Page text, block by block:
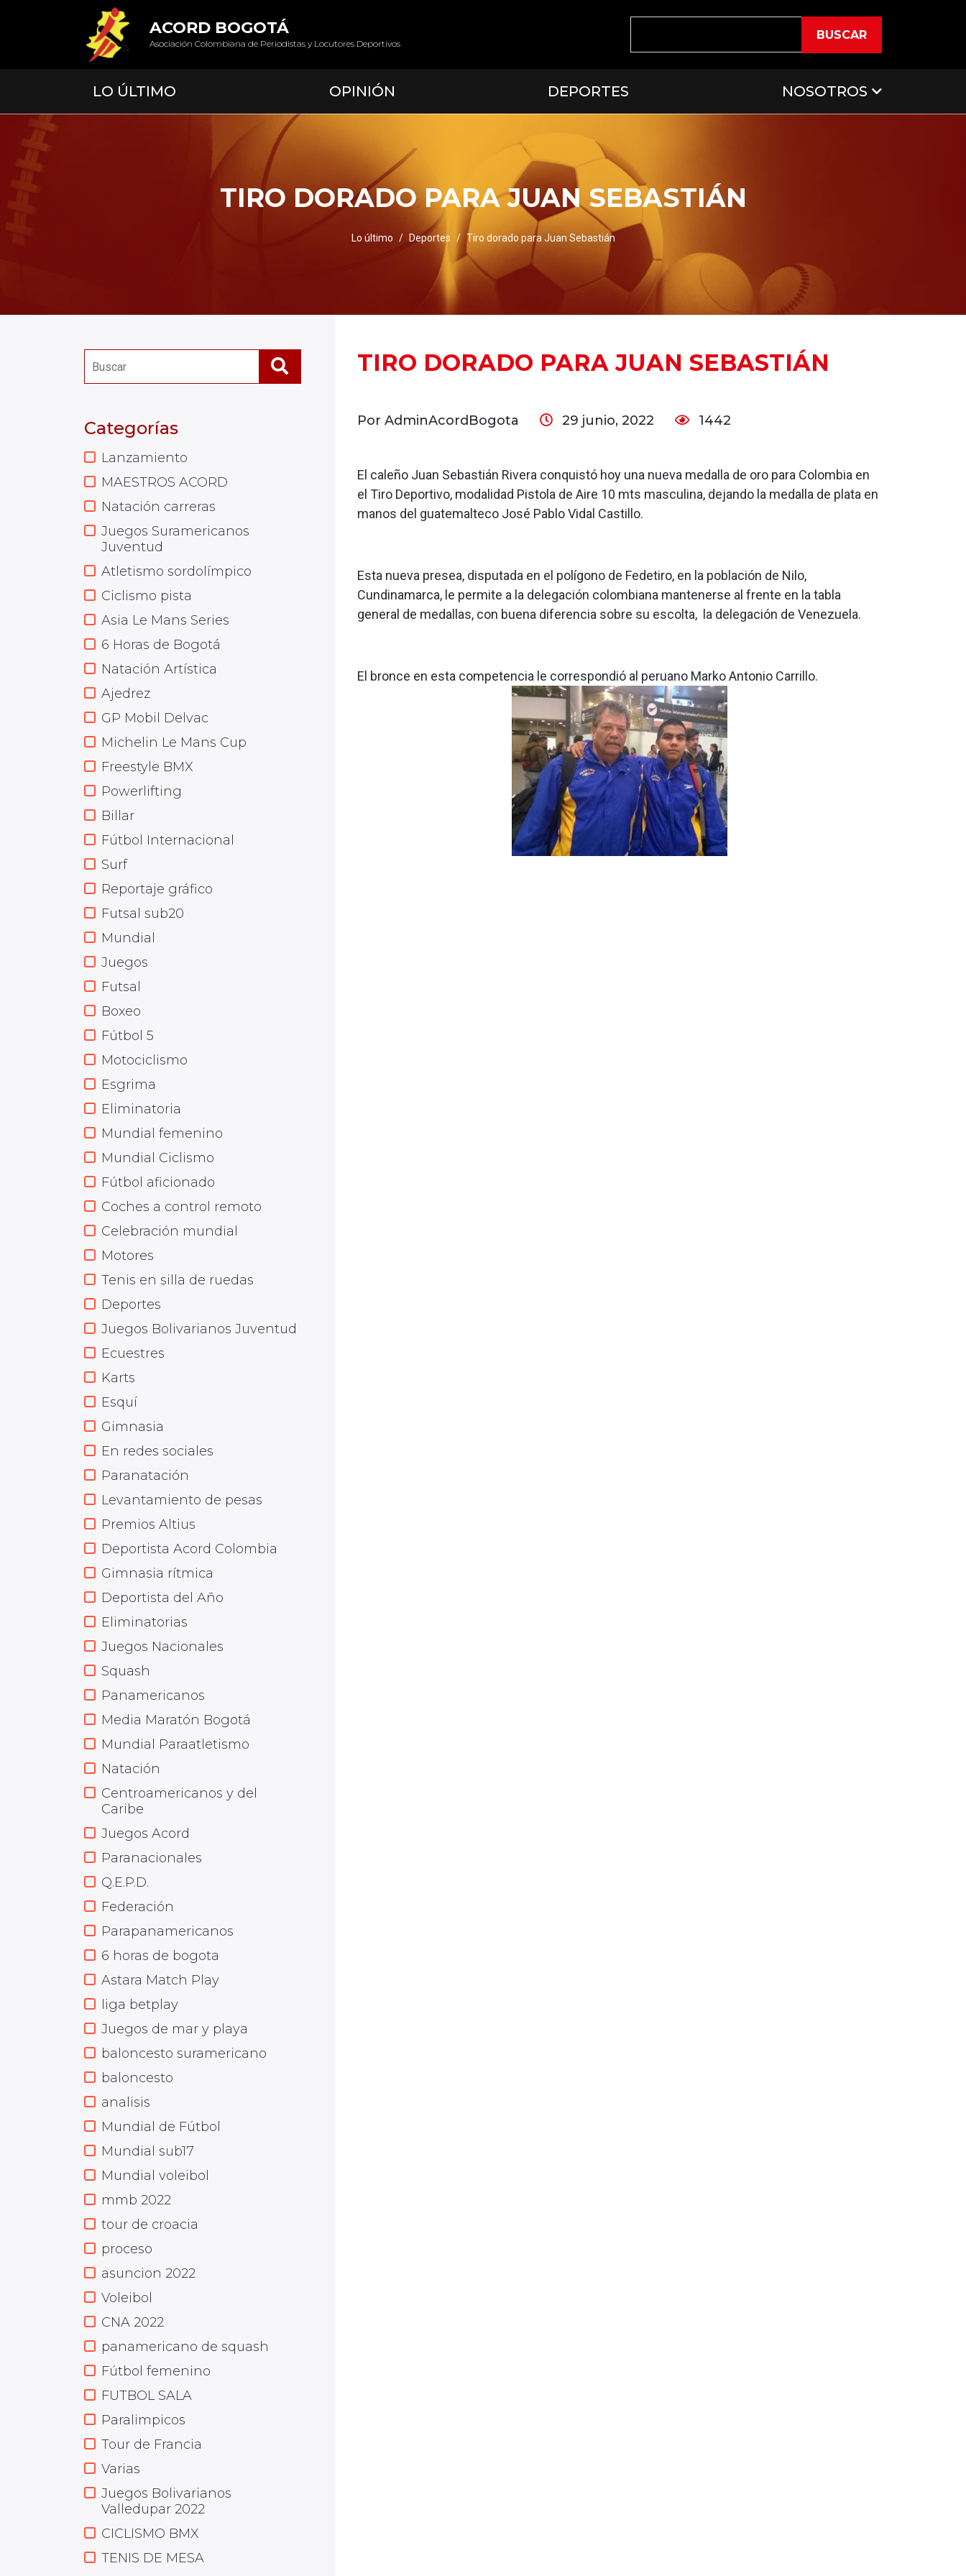
ACORD BOGOTÁ
Asociación Colombiana de Periodistas y Locutores Deportivos
BUSCAR
LO ÚLTIMO OPINIÓN DEPORTES NOSOTROS
TIRO DORADO PARA JUAN SEBASTIÁN
Lo último Deportes Tiro dorado para Juan Sebastián
Categorías
Lanzamiento
MAESTROS ACORD
Natación carreras
Juegos Suramericanos
Juventud
Atletismo sordolímpico
Ciclismo pista
Asia Le Mans Series
6 Horas de Bogotá
Natación Artística
Ajedrez
GP Mobil Delvac
Michelin Le Mans Cup
Freestyle BMX
Powerlifting
Billar
Fútbol Internacional
Surf
Reportaje gráfico
Futsal sub20
Mundial
Juegos
Futsal
Boxeo
Fútbol 5
Motociclismo
Esgrima
Eliminatoria
Mundial femenino
Mundial Ciclismo
Fútbol aficionado
Coches a control remoto
Celebración mundial
Motores
Tenis en silla de ruedas
Deportes
Juegos Bolivarianos Juventud
Ecuestres
Karts
Esquí
Gimnasia
En redes sociales
Paranatación
Levantamiento de pesas
Premios Altius
Deportista Acord Colombia
Gimnasia rítmica
Deportista del Año
Eliminatorias
Juegos Nacionales
Squash
Panamericanos
Media Maratón Bogotá
Mundial Paraatletismo
Natación
Centroamericanos y del
Caribe
Juegos Acord
Paranacionales
Q.E.P.D.
Federación
Parapanamericanos
6 horas de bogota
Astara Match Play
liga betplay
Juegos de mar y playa
baloncesto suramericano
baloncesto
analisis
Mundial de Fútbol
Mundial sub17
Mundial voleibol
mmb 2022
tour de croacia
proceso
asuncion 2022
Voleibol
CNA 2022
panamericano de squash
Fútbol femenino
FUTBOL SALA
Paralimpicos
Tour de Francia
Varias
Juegos Bolivarianos
Valledupar 2022
CICLISMO BMX
TENIS DE MESA
TIRO DORADO PARA JUAN SEBASTIÁN
Por AdminAcordBogota 29 junio, 2022 1442
El caleño Juan Sebastián Rivera conquistó hoy una nueva medalla de oro para Colombia en
el Tiro Deportivo, modalidad Pistola de Aire 10 mts masculina, dejando la medalla de plata en
manos del guatemalteco José Pablo Vidal Castillo.
Esta nueva presea, disputada en el polígono de Fedetiro, en la población de Nilo,
Cundinamarca, le permite a la delegación colombiana mantenerse al frente en la tabla
general de medallas, con buena diferencia sobre su escolta, la delegación de Venezuela.
El bronce en esta competencia le correspondió al peruano Marko Antonio Carrillo.